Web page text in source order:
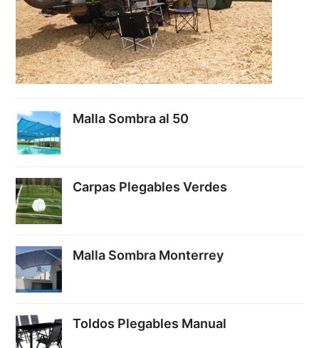
Malla Sombra al 50
Carpas Plegables Verdes
Malla Sombra Monterrey
Toldos Plegables Manual